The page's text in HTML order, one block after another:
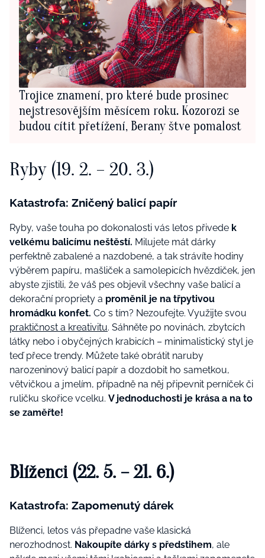
Trojice znamení, pro které bude prosinec
nejstresovějším měsícem roku. Kozorozi se
budou cítit přetížení, Berany štve pomalost
Ryby (19. 2. – 20. 3.)
Katastrofa: Zničený balicí papír
Ryby, vaše touha po dokonalosti vás letos přivede k
velkému balicímu neštěstí. Milujete mát dárky
perfektně zabalené a nazdobené, a tak strávíte hodiny
výběrem papíru, mašliček a samolepicích hvězdiček, jen
abyste zjistili, že váš pes objevil všechny vaše balicí a
dekorační propriety a proměnil je na třpytivou
hromádku konfet. Co s tím? Nezoufejte. Využijte svou
praktičnost a kreativitu. Sáhněte po novinách, zbytcích
látky nebo i obyčejných krabicích – minimalistický styl je
teď přece trendy. Můžete také obrátit naruby
narozeninový balicí papír a dozdobit ho sametkou,
větvičkou a jmelím, případně na něj připevnit perníček či
ruličku skořice vcelku. V jednoduchosti je krása a na to
se zaměřte!
Blíženci (22. 5. – 21. 6.)
Katastrofa: Zapomenutý dárek
Blíženci, letos vás přepadne vaše klasická
nerozhodnost. Nakoupíte dárky s předstihem, ale